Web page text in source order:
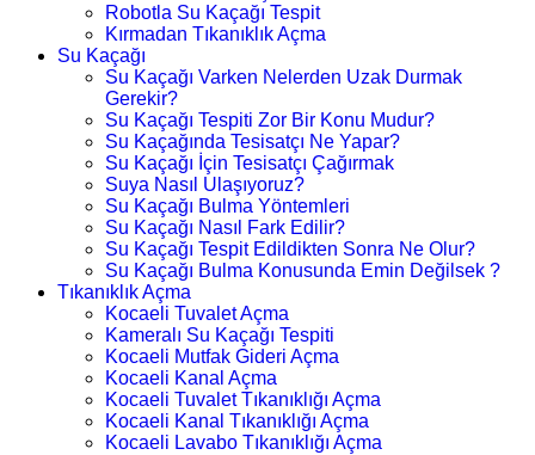
Robotla Su Kaçağı Tespit
Kırmadan Tıkanıklık Açma
Su Kaçağı
Su Kaçağı Varken Nelerden Uzak Durmak
Gerekir?
Su Kaçağı Tespiti Zor Bir Konu Mudur?
Su Kaçağında Tesisatçı Ne Yapar?
Su Kaçağı İçin Tesisatçı Çağırmak
Suya Nasıl Ulaşıyoruz?
Su Kaçağı Bulma Yöntemleri
Su Kaçağı Nasıl Fark Edilir?
Su Kaçağı Tespit Edildikten Sonra Ne Olur?
Su Kaçağı Bulma Konusunda Emin Değilsek ?
Tıkanıklık Açma
Kocaeli Tuvalet Açma
Kameralı Su Kaçağı Tespiti
Kocaeli Mutfak Gideri Açma
Kocaeli Kanal Açma
Kocaeli Tuvalet Tıkanıklığı Açma
Kocaeli Kanal Tıkanıklığı Açma
Kocaeli Lavabo Tıkanıklığı Açma